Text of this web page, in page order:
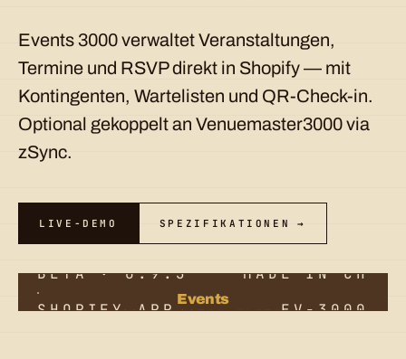
Events 3000 verwaltet Veranstaltungen,
Termine und RSVP direkt in Shopify — mit
Kontingenten, Wartelisten und QR-Check-in.
Optional gekoppelt an Venuemaster3000 via
zSync.
LIVE-DEMO SPEZIFIKATIONEN
SHOPIFY APP EV-3000
Events
3000 · POSTER EDITION
BETA · 0.9.3 MADE IN CH